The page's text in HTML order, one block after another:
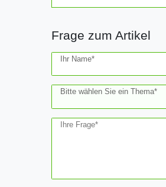
Frage zum Artikel
Ihr Name*
Bitte wählen Sie ein Thema*
Ihre Frage*